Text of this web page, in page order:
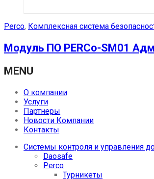
Perco, Комплексная система
Модуль ПО PERCo-SM01
MENU
О компании
Услуги
Партнеры
Новости Компании
Контакты
Системы контроля и управления
Daosafe
Perco
Турникеты